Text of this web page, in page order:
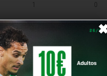
×
1 0